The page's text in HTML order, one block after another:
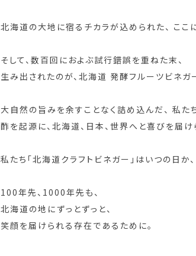
北海道の大地に宿るチカラが込められた、 ここ
そして、数百回におよぶ試行錯誤を重ねた末、
生み出されたのが、北海道 発酵フルーツビネガー
大自然の旨みを余すことなく詰め込んだ、 私た
酢を起源に、北海道、日本、世界へと喜びを届
私たち「北海道クラフトビネガー」はいつの日か
100年先、1000年先も、
北海道の地にずっとずっと、
笑顔を届けられる存在であるために。